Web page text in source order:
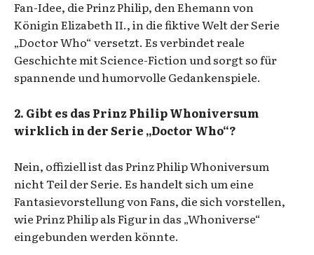
Fan-Idee, die Prinz Philip, den Ehemann von
Königin Elizabeth II., in die fiktive Welt der Serie
„Doctor Who“ versetzt. Es verbindet reale
Geschichte mit Science-Fiction und sorgt so für
spannende und humorvolle Gedankenspiele.
2. Gibt es das Prinz Philip Whoniversum
wirklich in der Serie „Doctor Who“?
Nein, offiziell ist das Prinz Philip Whoniversum
nicht Teil der Serie. Es handelt sich um eine
Fantasievorstellung von Fans, die sich vorstellen,
wie Prinz Philip als Figur in das „Whoniverse“
eingebunden werden könnte.